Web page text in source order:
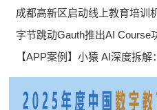
成都高新区启动线上教育培训
字节跳动Gauth推出AI Course
【APP案例】小猿 AI深度拆解：从单